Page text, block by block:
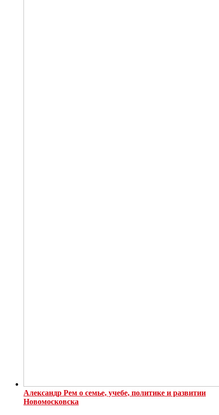
Александр Рем о семье, учебе, политике и развитии
Новомосковска